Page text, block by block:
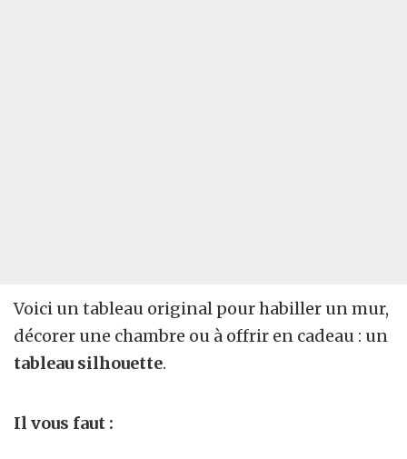
Voici un tableau original pour habiller un mur,
décorer une chambre ou à offrir en cadeau : un
tableau silhouette.
Il vous faut :